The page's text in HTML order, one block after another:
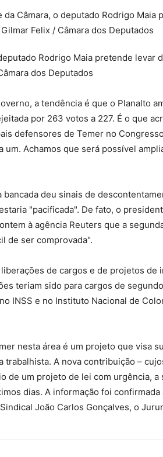
Rodrigo Maia pretende levar
dos Deputados
a tendência é que o Planalto
por 263 votos a 227. É o que
defensores de Temer no
Achamos que será possível
bancada deu sinais de
"pacificada". De fato, o
à agência Reuters que a
de ser comprovada".
de cargos e de projetos de
teriam sido para cargos de
INSS e no Instituto Nacional de
nesta área é um projeto que visa
A nova contribuição –
de um projeto de lei com urgência, a
dias. A informação foi confirmada
João Carlos Gonçalves, o